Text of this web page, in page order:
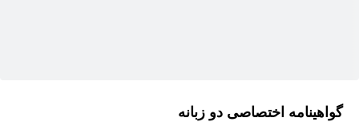
گواهینامه اختصاصی دو زبانه